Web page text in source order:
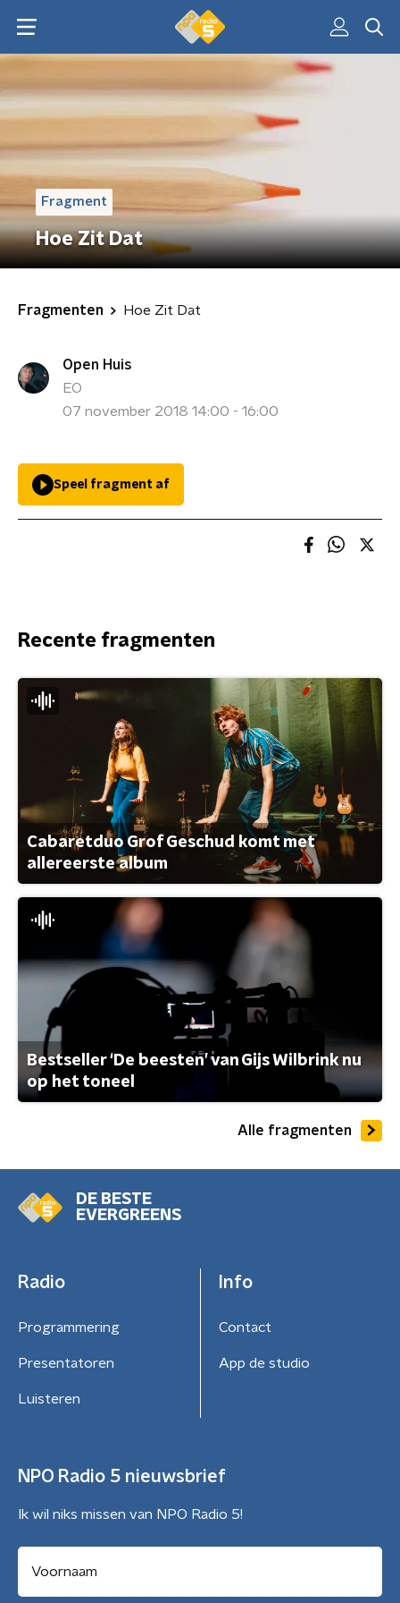
Fragment
Hoe Zit Dat
Fragmenten Hoe Zit Dat
Open Huis
EO
07 november 2018 14:00 - 16:00
Speel fragment af
Recente fragmenten
Cabaretduo Grof Geschud komt met
allereerste album
Bestseller ‘De beesten’ van Gijs Wilbrink nu
op het toneel
Alle fragmenten
DE BESTE
EVERGREENS
Radio
Programmering
Presentatoren
Luisteren
Info
Contact
App de studio
NPO Radio 5 nieuwsbrief
Ik wil niks missen van NPO Radio 5!